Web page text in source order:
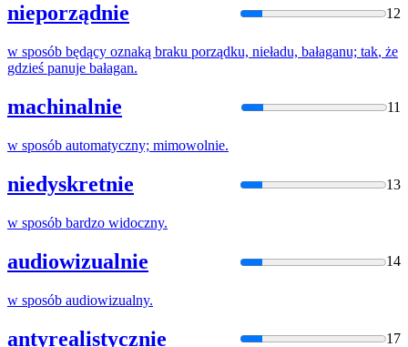
nieporządnie 12
w sposób będący oznaką braku porządku, nieładu, bałaganu; tak, że
gdzieś panuje bałagan.
machinalnie 11
w sposób automatyczny; mimowolnie.
niedyskretnie 13
w sposób bardzo widoczny.
audiowizualnie 14
w sposób audiowizualny.
antyrealistycznie 17